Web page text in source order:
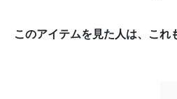
このアイテムを見た人は、これ